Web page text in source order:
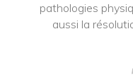
pathologies
aussi la